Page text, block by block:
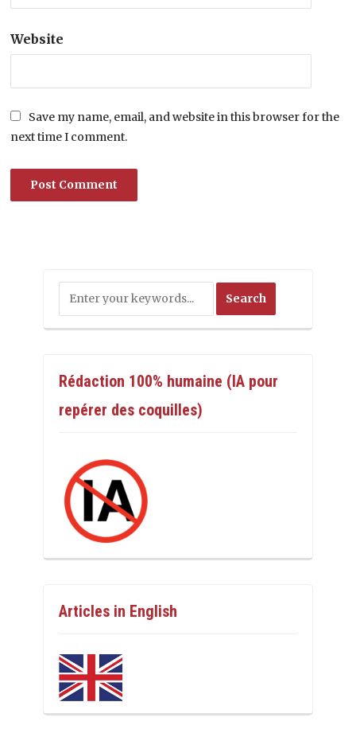
Website
Save my name, email, and website in this browser for the
next time I comment.
Rédaction 100% humaine (IA pour
repérer des coquilles)
Articles in English